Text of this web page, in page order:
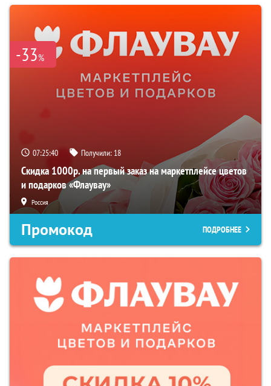
-33%
07:25:38 Получили: 18
Скидка 1000р. на первый заказ на маркетплейсе цветов
и подарков «Флаувау»
Россия
Промокод ПОДРОБНЕЕ